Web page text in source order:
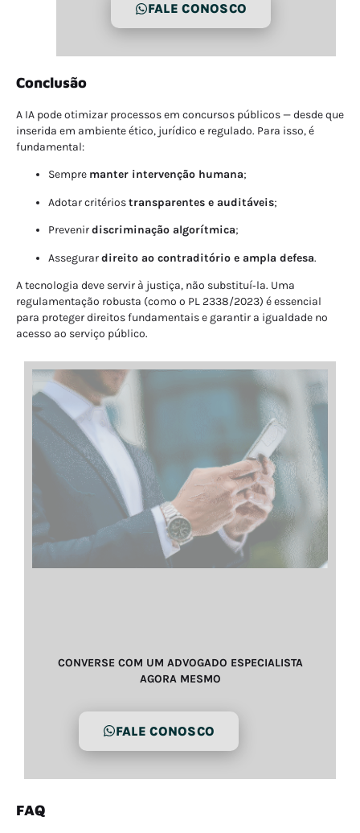
FALE CONOSCO
Conclusão
A IA pode otimizar processos em concursos públicos — desde que
inserida em ambiente ético, jurídico e regulado. Para isso, é
fundamental:
Sempre manter intervenção humana;
Adotar critériostransparentes e auditáveis;
Prevenirdiscriminação algorítmica;
Assegurardireito ao contraditório e ampla defesa.
A tecnologia deve servir à justiça, não substituí‑la. Uma
regulamentação robusta (como o PL 2338/2023) é essencial
para proteger direitos fundamentais e garantir a igualdade no
acesso ao serviço público.
CONVERSE COM UM ADVOGADO ESPECIALISTA
AGORA MESMO
FALE CONOSCO
FAQ